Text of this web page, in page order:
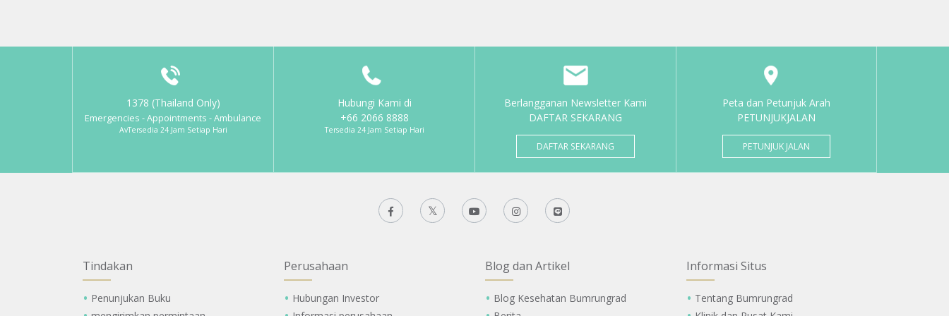
1378 (Thailand Only)
Emergencies - Appointments - Ambulance
AvTersedia 24 Jam Setiap Hari
Hubungi Kami di
+66 2066 8888
Tersedia 24 Jam Setiap Hari
Berlangganan Newsletter Kami
DAFTAR SEKARANG
DAFTAR SEKARANG
Peta dan Petunjuk Arah
PETUNJUKJALAN
PETUNJUK JALAN
Tindakan
Penunjukan Buku
Perusahaan
Hubungan Investor
Blog dan Artikel
Blog Kesehatan Bumrungrad
Informasi Situs
Tentang Bumrungrad